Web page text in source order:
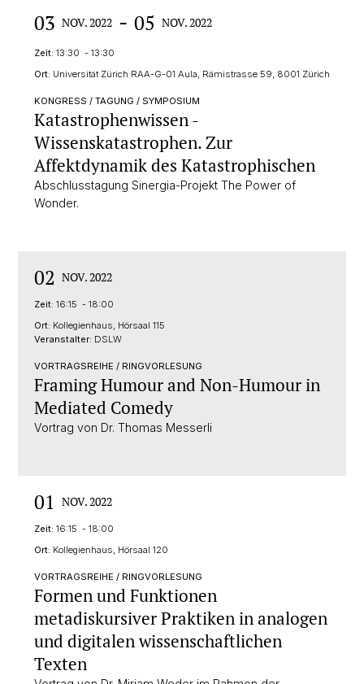
03 NOV. 2022 - 05 NOV. 2022
Zeit: 13:30 - 13:30
Ort: Universität Zürich RAA-G-01 Aula, Rämistrasse 59, 8001 Zürich
KONGRESS / TAGUNG / SYMPOSIUM
Katastrophenwissen -
Wissenskatastrophen. Zur
Affektdynamik des Katastrophischen
Abschlusstagung Sinergia-Projekt The Power of
Wonder.
02 NOV. 2022
Zeit: 16:15 - 18:00
Ort: Kollegienhaus, Hörsaal 115
Veranstalter: DSLW
VORTRAGSREIHE / RINGVORLESUNG
Framing Humour and Non-Humour in
Mediated Comedy
Vortrag von Dr. Thomas Messerli
01 NOV. 2022
Zeit: 16:15 - 18:00
Ort: Kollegienhaus, Hörsaal 120
VORTRAGSREIHE / RINGVORLESUNG
Formen und Funktionen
metadiskursiver Praktiken in analogen
und digitalen wissenschaftlichen
Texten